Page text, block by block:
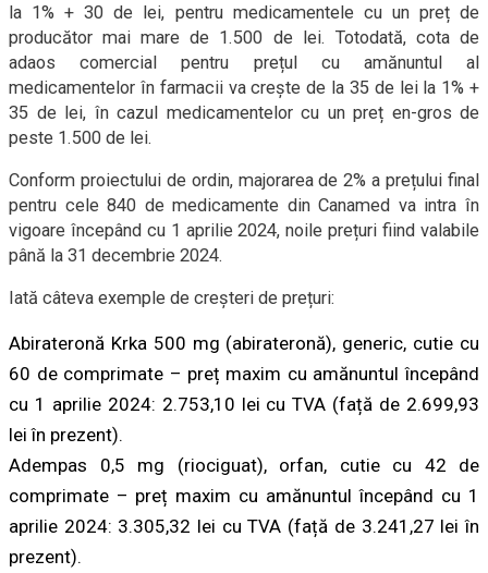
la 1% + 30 de lei, pentru medicamentele cu un preț de
producător mai mare de 1.500 de lei. Totodată, cota de
adaos comercial pentru prețul cu amănuntul al
medicamentelor în farmacii va crește de la 35 de lei la 1% +
35 de lei, în cazul medicamentelor cu un preț en-gros de
peste 1.500 de lei.
Conform proiectului de ordin, majorarea de 2% a prețului final
pentru cele 840 de medicamente din Canamed va intra în
vigoare începând cu 1 aprilie 2024, noile prețuri fiind valabile
până la 31 decembrie 2024.
Iată câteva exemple de creșteri de prețuri:
Abirateronă Krka 500 mg (abirateronă), generic, cutie cu
60 de comprimate – preț maxim cu amănuntul începând
cu 1 aprilie 2024: 2.753,10 lei cu TVA (față de 2.699,93
lei în prezent).
Adempas 0,5 mg (riociguat), orfan, cutie cu 42 de
comprimate – preț maxim cu amănuntul începând cu 1
aprilie 2024: 3.305,32 lei cu TVA (față de 3.241,27 lei în
prezent).